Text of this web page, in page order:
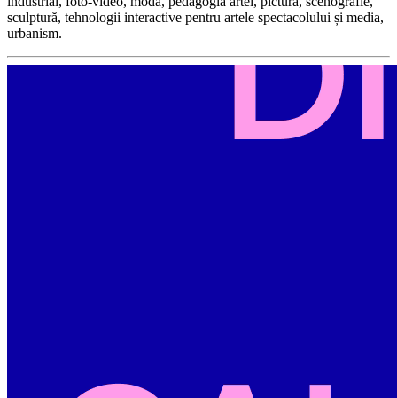
sculptură, tehnologii interactive pentru artele spectacolului și media,
urbanism.